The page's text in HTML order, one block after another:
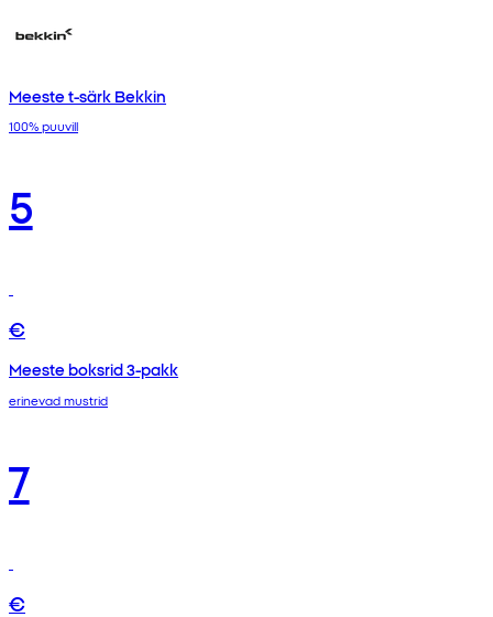
Meeste t-särk Bekkin
100% puuvill
5
€
Meeste boksrid 3-pakk
erinevad mustrid
7
€